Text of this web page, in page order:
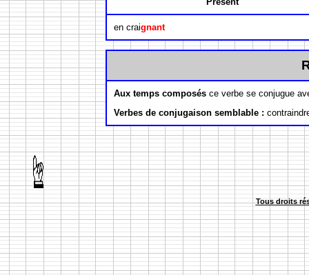
en craignant
Aux temps composés ce verbe se conjugue
Verbes de conjugaison semblable :
Tous droits